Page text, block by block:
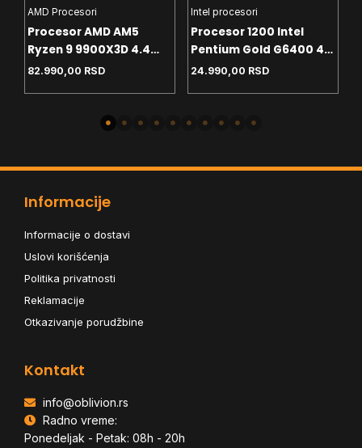
AMD Procesori
Procesor AMD AM5
Ryzen 9 9900X3D 4.4
GHz Tray
82.990,00 RSD
Intel procesori
Procesor 1200 Intel
Pentium Gold G6400 4.0
GHz Tray
24.990,00 RSD
Informacije
Informacije o dostavi
Uslovi korišćenja
Politika privatnosti
Reklamacije
Otkazivanje porudžbine
Kontakt
info@oblivion.rs
Radno vreme:
Ponedeljak - Petak: 08h - 20h